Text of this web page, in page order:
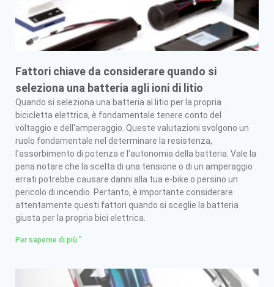
Fattori chiave da considerare quando si
seleziona una batteria agli ioni di litio
Quando si seleziona una batteria al litio per la propria
bicicletta elettrica, è fondamentale tenere conto del
voltaggio e dell'amperaggio. Queste valutazioni svolgono un
ruolo fondamentale nel determinare la resistenza,
l'assorbimento di potenza e l'autonomia della batteria. Vale la
pena notare che la scelta di una tensione o di un amperaggio
errati potrebbe causare danni alla tua e-bike o persino un
pericolo di incendio. Pertanto, è importante considerare
attentamente questi fattori quando si sceglie la batteria
giusta per la propria bici elettrica.
Per saperne di più "